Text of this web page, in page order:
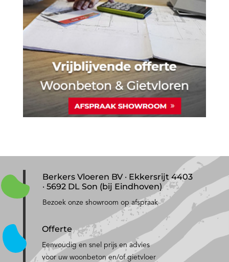
Berkers Vloeren BV · Ekkersrijt 4403
· 5692 DL Son (bij Eindhoven)
Bezoek onze showroom op afspraak
Offerte
Eenvoudig en snel prijs en advies
voor uw woonbeton en/of gietvloer